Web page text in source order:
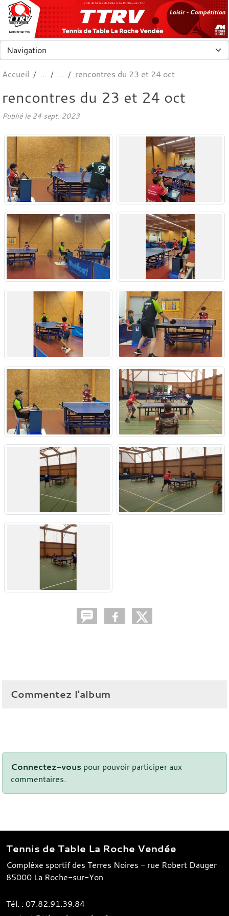
club de tennis de table à La Roche-sur-Yon
Accueil rencontres du 23 et 24 oct
rencontres du 23 et 24 oct
Publié le 24 sept. 2023
Commentez l'album
Connectez-vous pour pouvoir participer aux
commentaires.
Tennis de Table La Roche Vendée
Complèxe sportif des Terres Noires - rue Robert Dauger
85000 La Roche-sur-Yon
Tél. : 07.82.91.39.84
Panneau de gestion des cookies